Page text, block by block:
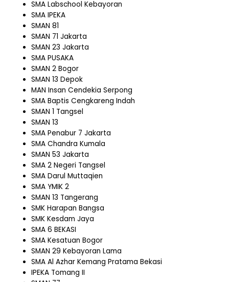
SMA Labschool Kebayoran
SMA IPEKA
SMAN 81
SMAN 71 Jakarta
SMAN 23 Jakarta
SMA PUSAKA
SMAN 2 Bogor
SMAN 13 Depok
MAN Insan Cendekia Serpong
SMA Baptis Cengkareng Indah
SMAN 1 Tangsel
SMAN 13
SMA Penabur 7 Jakarta
SMA Chandra Kumala
SMAN 53 Jakarta
SMA 2 Negeri Tangsel
SMA Darul Muttaqien
SMA YMIK 2
SMAN 13 Tangerang
SMK Harapan Bangsa
SMK Kesdam Jaya
SMA 6 BEKASI
SMA Kesatuan Bogor
SMAN 29 Kebayoran Lama
SMA Al Azhar Kemang Pratama Bekasi
IPEKA Tomang II